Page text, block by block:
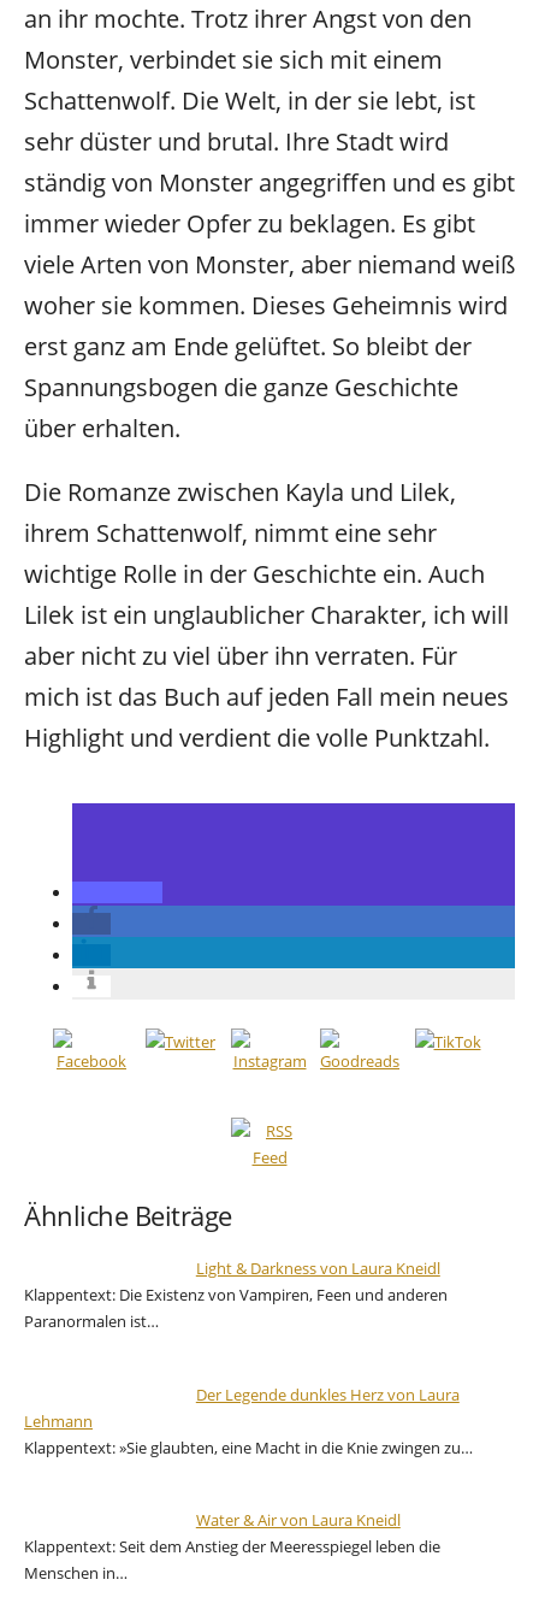
an ihr mochte. Trotz ihrer Angst von den
Monster, verbindet sie sich mit einem
Schattenwolf. Die Welt, in der sie lebt, ist
sehr düster und brutal. Ihre Stadt wird
ständig von Monster angegriffen und es gibt
immer wieder Opfer zu beklagen. Es gibt
viele Arten von Monster, aber niemand weiß
woher sie kommen. Dieses Geheimnis wird
erst ganz am Ende gelüftet. So bleibt der
Spannungsbogen die ganze Geschichte
über erhalten.
Die Romanze zwischen Kayla und Lilek,
ihrem Schattenwolf, nimmt eine sehr
wichtige Rolle in der Geschichte ein. Auch
Lilek ist ein unglaublicher Charakter, ich will
aber nicht zu viel über ihn verraten. Für
mich ist das Buch auf jeden Fall mein neues
Highlight und verdient die volle Punktzahl.
Ähnliche Beiträge
Light & Darkness von Laura Kneidl
Klappentext: Die Existenz von Vampiren, Feen und anderen
Paranormalen ist…
Der Legende dunkles Herz von Laura
Lehmann
Klappentext: »Sie glaubten, eine Macht in die Knie zwingen zu…
Water & Air von Laura Kneidl
Klappentext: Seit dem Anstieg der Meeresspiegel leben die
Menschen in…